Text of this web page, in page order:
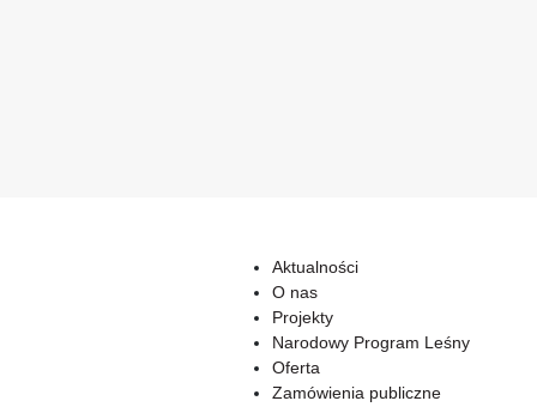
Aktualności
O nas
Projekty
Narodowy Program Leśny
Oferta
Zamówienia publiczne